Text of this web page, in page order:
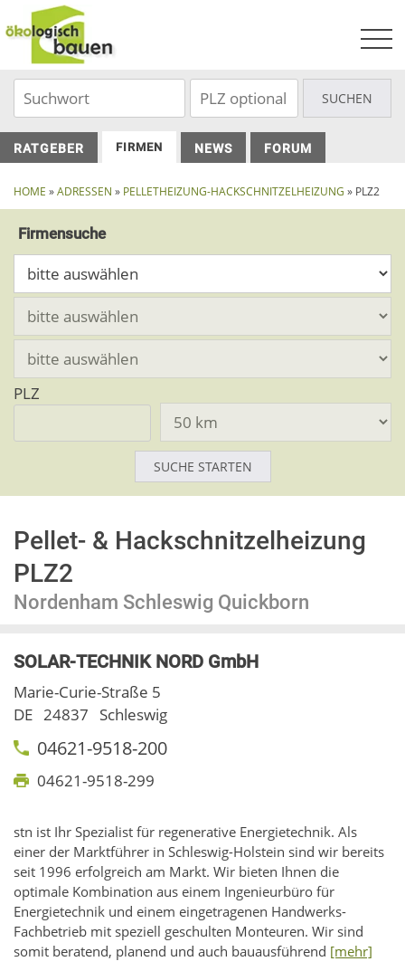
to
content
RATGEBER FIRMEN NEWS FORUM
HOME »ADRESSEN » PELLETHEIZUNG-HACKSCHNITZELHEIZUNG » PLZ2
Firmensuche
PLZ
Pellet- & Hackschnitzelheizung
PLZ2
Nordenham Schleswig Quickborn
SOLAR-TECHNIK NORD GmbH
Marie-Curie-Straße 5
DE 24837 Schleswig
04621-9518-200
04621-9518-299
stn ist Ihr Spezialist für regenerative Energietechnik. Als
einer der Marktführer in Schleswig-Holstein sind wir bereits
seit 1996 erfolgreich am Markt. Wir bieten Ihnen die
optimale Kombination aus einem Ingenieurbüro für
Energietechnik und einem eingetragenen Handwerks-
Fachbetrieb mit speziell geschulten Monteuren. Wir sind
somit beratend, planend und auch bauausführend [mehr]